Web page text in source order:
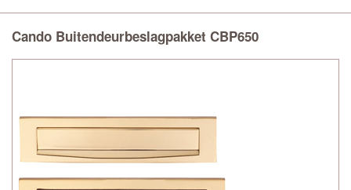
Cando Buitendeurbeslagpakket CBP650